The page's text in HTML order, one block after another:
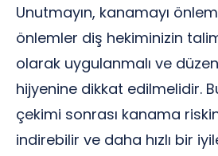
Unutmayın, kanamayı
önlemler diş hekiminizin
olarak uygulanmalı ve
hijyenine dikkat edilmelidir.
çekimi sonrası kanama
indirebilir ve daha hızlı bir